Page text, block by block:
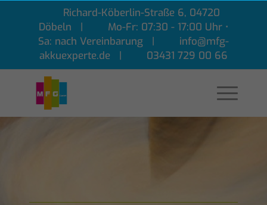
Richard-Köberlin-Straße 6, 04720
Döbeln |
Mo-Fr: 07:30 - 17:00 Uhr •
Sa: nach Vereinbarung |
info@mfg-
akkuexperte.de |
03431 729 00 66